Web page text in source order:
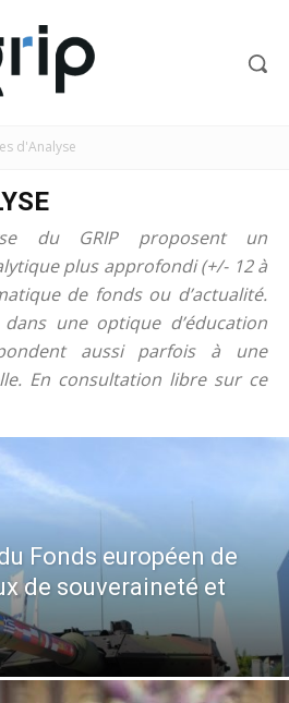
d'Analyse
du GRIP proposent un
plus approfondi (+/- 12 à
de fonds ou d’actualité.
une optique d’éducation
aussi parfois à une
En consultation libre sur ce
Fonds européen de
de souveraineté et